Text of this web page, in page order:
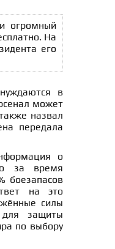
огромный
На
его
в
может
назвал
передала
о
за время
боезапасов
на это
силы
для защиты
по выбору